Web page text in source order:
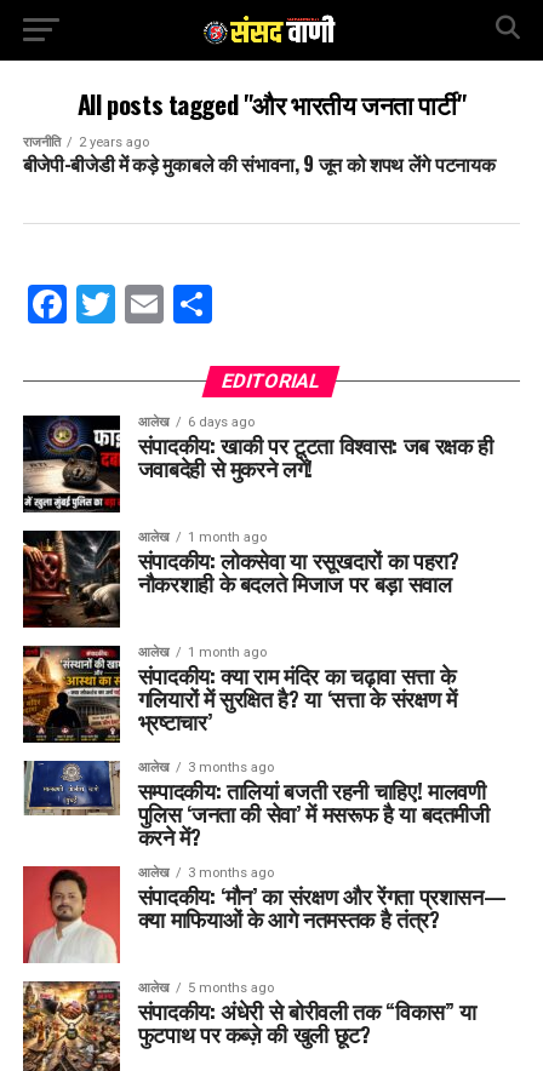
All posts tagged "और भारतीय जनता पार्टी"
राजनीति 2 years ago
बीजेपी-बीजेडी में कड़े मुकाबले की संभावना, 9 जून को शपथ लेंगे पटनायक
Facebook
Twitter
EmailShare
EDITORIAL
आलेख 6 days ago
संपादकीय: खाकी पर टूटता विश्वास: जब रक्षक ही
जवाबदेही से मुकरने लगें!
आलेख 1 month ago
संपादकीय: लोकसेवा या रसूखदारों का पहरा?
नौकरशाही के बदलते मिजाज पर बड़ा सवाल
आलेख 1 month ago
संपादकीय: क्या राम मंदिर का चढ़ावा सत्ता के
गलियारों में सुरक्षित है? या ‘सत्ता के संरक्षण में
भ्रष्टाचार’
आलेख 3 months ago
सम्पादकीय: तालियां बजती रहनी चाहिए! मालवणी
पुलिस ‘जनता की सेवा’ में मसरूफ है या बदतमीजी
करने में?
आलेख 3 months ago
संपादकीय: ‘मौन’ का संरक्षण और रेंगता प्रशासन—
क्या माफियाओं के आगे नतमस्तक है तंत्र?
आलेख 5 months ago
संपादकीय: अंधेरी से बोरीवली तक “विकास” या
फुटपाथ पर कब्ज़े की खुली छूट?